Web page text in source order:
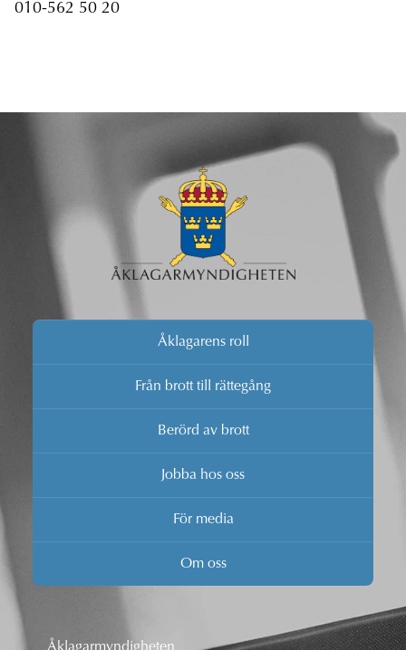
010-562 50 20
Åklagarens roll
Från brott till rättegång
Berörd av brott
Jobba hos oss
För media
Om oss
Åklagarmyndigheten